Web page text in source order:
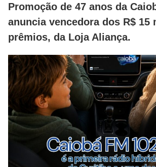
Promoção de 47 anos da
anuncia vencedora dos R$ 15
prêmios, da Loja Aliança.